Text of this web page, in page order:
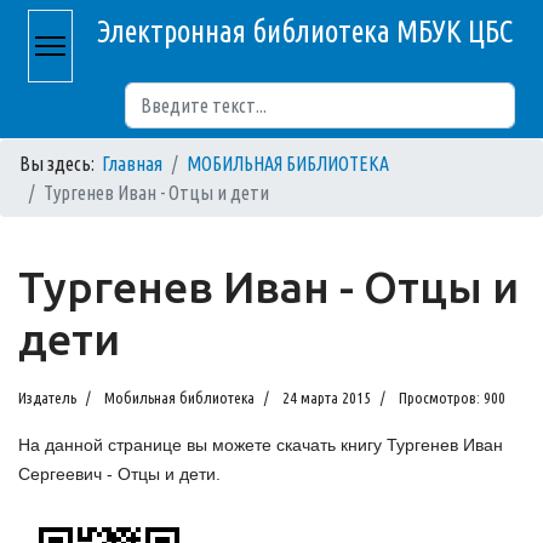
Электронная библиотека МБУК ЦБС
Вы здесь: Главная
МОБИЛЬНАЯ БИБЛИОТЕКА
Тургенев Иван - Отцы и дети
Тургенев Иван - Отцы и
дети
Издатель Мобильная библиотека 24 марта 2015 Просмотров: 900
На данной странице вы можете скачать книгу Тургенев Иван
Сергеевич - Отцы и дети.